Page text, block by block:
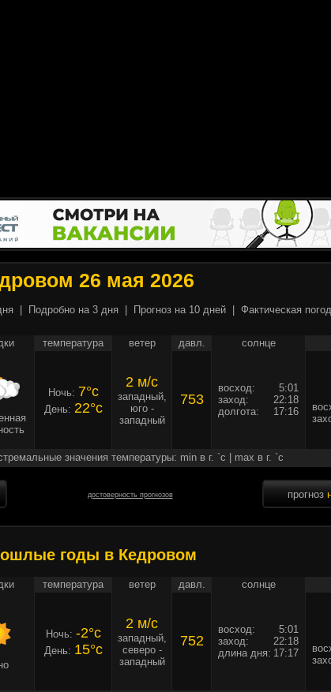
26 мая 2026
Подробно на 3 дня Прогноз на 10 дней Фактическая
температура ветер давл. солнце
Ночь: 7°c
День: 22°c
2 м/c
западный,
юго -
западный
753
восход:
5:01
заход:
22:18
долгота:
17:16
значения температуры: min в г. `c | max в г. `c
достоверность прогнозов прогноз
годы в Кедровом
температура ветер давл. солнце
Ночь: -2°c
День: 15°c
2 м/c
западный,
северо -
западный
752
восход:
5:01
заход:
22:18
длина дня: 17:17